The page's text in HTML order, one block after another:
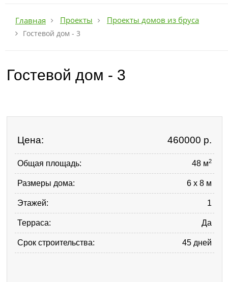
Главная Проекты Проекты домов из бруса
Гостевой дом - 3
Гостевой дом - 3
Цена: 460000 р.
Общая площадь: 48 м2
Размеры дома: 6 х 8 м
Этажей: 1
Терраса: Да
Срок строительства: 45 дней